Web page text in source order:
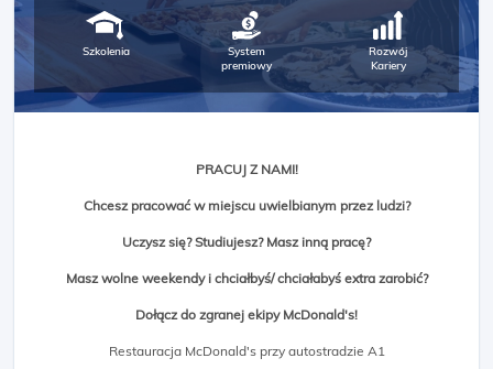
Szkolenia
System
premiowy
Rozwój
Kariery
PRACUJ Z NAMI!
Chcesz pracować w miejscu uwielbianym przez ludzi?
Uczysz się? Studiujesz? Masz inną pracę?
Masz wolne weekendy i chciałbyś/ chciałabyś extra zarobić?
Dołącz do zgranej ekipy McDonald's!
Restauracja McDonald's przy autostradzie A1